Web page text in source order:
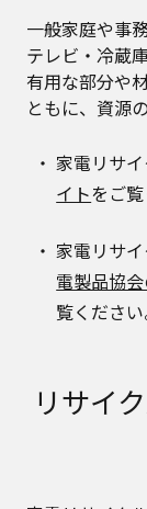
一般家庭や事
テレビ・冷蔵
有用な部分や
ともに、資源
家電リサ
イトをご覧
家電リサ
電製品協
覧ください
リサイ